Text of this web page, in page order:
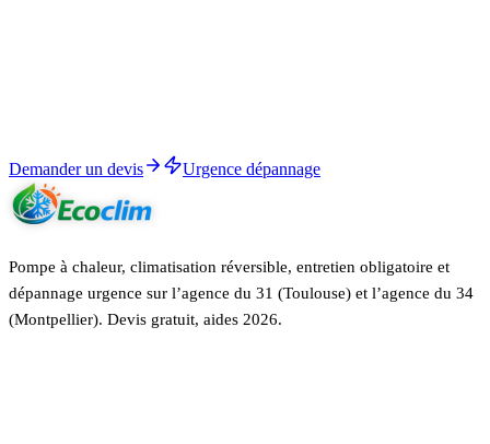
Demander un devis Urgence dépannage
Pompe à chaleur, climatisation réversible, entretien obligatoire et
dépannage urgence sur l’agence du 31 (Toulouse) et l’agence du 34
(Montpellier). Devis gratuit, aides 2026.